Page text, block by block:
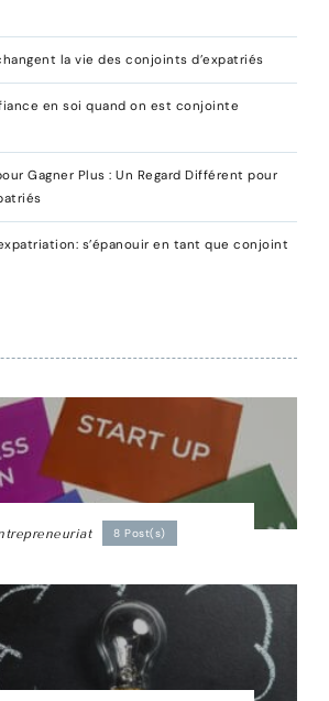
la vie des conjoints d’expatriés
en soi quand on est conjointe
Gagner Plus : Un Regard Différent pour
s’épanouir en tant que conjoint
8 Post(s)